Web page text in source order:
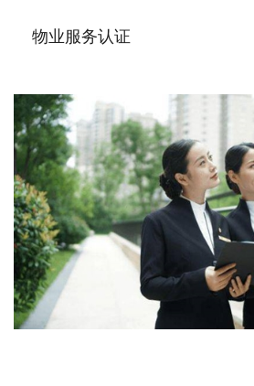
物业服务认证